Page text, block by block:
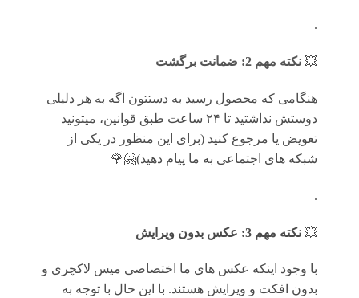
.
💥 نکته مهم 2: ضمانت برگشت
هنگامی که محصول رسید به دستتون اگه به هر دلیلی
دوستش نداشتید تا ۲۴ ساعت طبق قوانین، میتونید
تعویض یا مرجوع کنید (برای این منظور در یکی از
شبکه های اجتماعی به ما پیام دهید)🤗🌹
.
💥 نکته مهم 3: عکس بدون ویرایش
با وجود اینکه عکس های ما اختصاصی میس لاکچری و
بدون افکت و ویرایش هستند. با این حال با توجه به